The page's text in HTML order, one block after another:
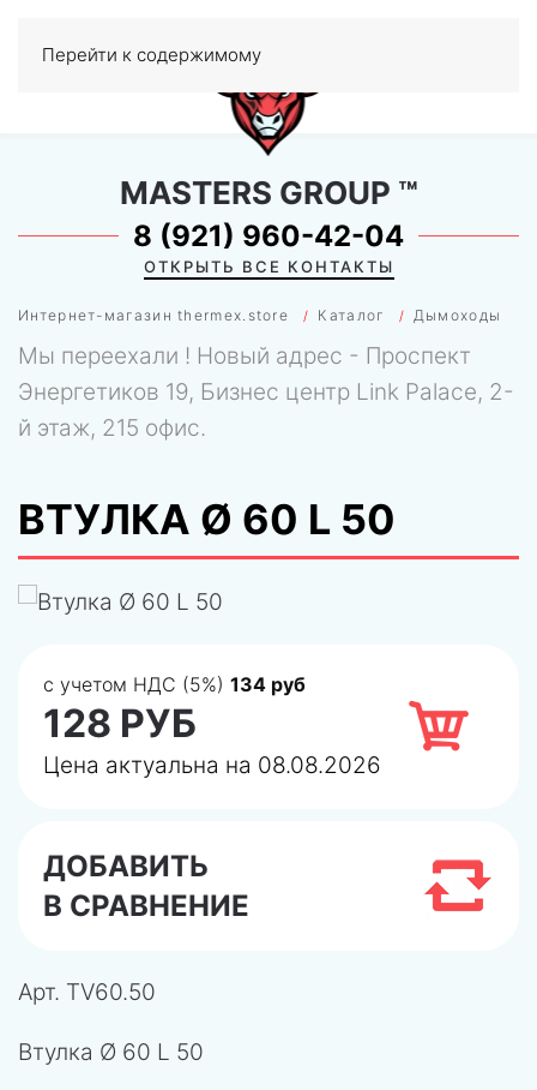
Перейти к содержимому
0
Интернет-магазин thermex.store Каталог Дымоходы
MASTERS GROUP ™
8 (921) 960-42-04
ОТКРЫТЬ ВСЕ КОНТАКТЫ
Мы переехали ! Новый адрес - Проспект
Энергетиков 19, Бизнес центр Link Palace, 2-
й этаж, 215 офис.
ВТУЛКА Ø 60 L 50
с учетом НДС (5%) 134 руб
128 РУБ
Цена актуальна на 08.08.2026
ДОБАВИТЬ
В СРАВНЕНИЕ
Арт. TV60.50
Втулка Ø 60 L 50